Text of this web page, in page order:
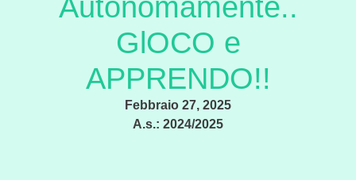
GlOCO e
APPRENDO!!
Febbraio 27, 2025
A.s.: 2024/2025